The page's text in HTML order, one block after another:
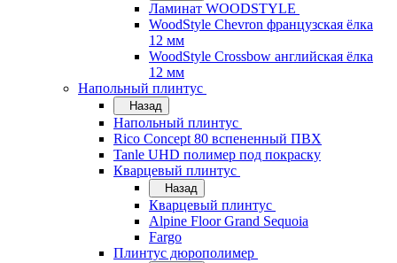
Ламинат WOODSTYLE
WoodStyle Chevron французская ёлка
12 мм
WoodStyle Crossbow английская ёлка
12 мм
Напольный плинтус
Назад
Напольный плинтус
Rico Concept 80 вспененный ПВХ
Tanle UHD полимер под покраску
Кварцевый плинтус
Назад
Кварцевый плинтус
Alpine Floor Grand Sequoia
Fargo
Плинтус дюрополимер